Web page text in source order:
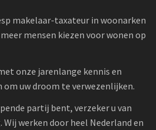
makelaar-taxateur in woonarken
mensen kiezen voor wonen op
onze jarenlange kennis en
uw droom te verwezenlijken.
partij bent, verzeker u van
werken door heel Nederland en